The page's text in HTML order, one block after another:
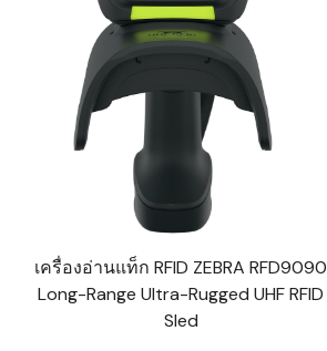
ระบบบาร์โค้ดในธุรกิจ
ขายธุรกิจค้าปลีก
การพัฒนาบาร์โค้ดในงาน
อุตสาหกรรม
ระบบบาร์โค้ดใน
อุตสาหกรรมยานยนต์
อุตสาหกรรมเสื้อผ้า
ระบบบาร์โค้ดใน
เครื่องอ่านแท็ก RFID ZEBRA RFD9090
Long-Range Ultra-Rugged UHF RFID
Sled